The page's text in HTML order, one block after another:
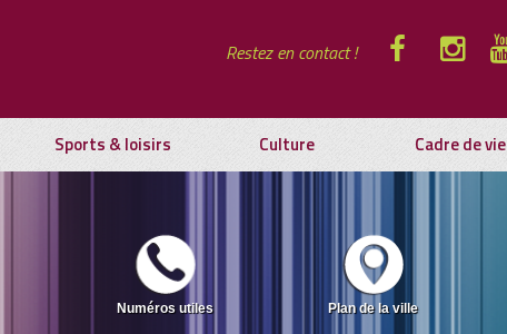
Restez en contact !
Sports & loisirs Culture Cadre de vie
Numéros utiles Plan de la ville